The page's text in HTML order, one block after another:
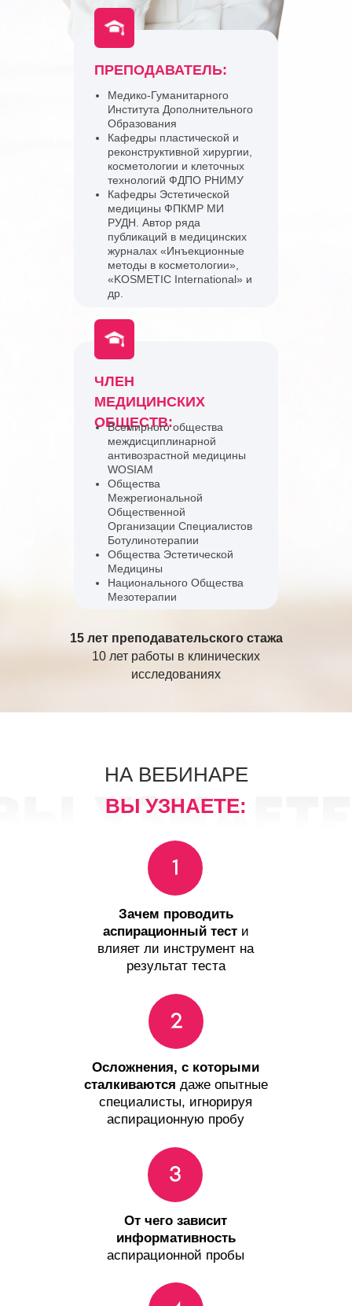
ПРЕПОДАВАТЕЛЬ:
Медико-Гуманитарного
Института Дополнительного
Образования
Кафедры пластической и
реконструктивной хирургии,
косметологии и клеточных
технологий ФДПО РНИМУ
Кафедры Эстетической
медицины ФПКМР МИ
РУДН. Автор ряда
публикаций в медицинских
журналах «Инъекционные
методы в косметологии»,
«KOSMETIC International» и
др.
ЧЛЕН
МЕДИЦИНСКИХ
ОБЩЕСТВ:
Всемирного общества
междисциплинарной
антивозрастной медицины
WOSIAM
Общества
Межрегиональной
Общественной
Организации Специалистов
Ботулинотерапии
Общества Эстетической
Медицины
Национального Общества
Мезотерапии
15 лет преподавательского стажа
10 лет работы в клинических
исследованиях
НА ВЕБИНАРЕ
ВЫ УЗНАЕТЕ:
Зачем проводить
аспирационный тести
влияет ли инструмент на
результат теста
Осложнения, с которыми
сталкиваются даже опытные
специалисты, игнорируя
аспирационную пробу
От чего зависит
информативность
аспирационной пробы